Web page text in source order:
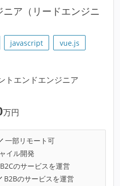
ア（リードエンジニ
javascript
vue.js
トエンドエンジニア
万円
一部リモート可
イル開発
B2Cのサービスを運営
B2Bのサービスを運営